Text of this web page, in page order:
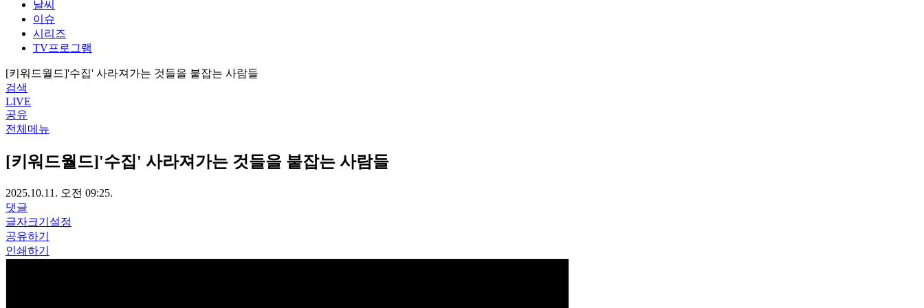
날씨
이슈
시리즈
TV프로그램
[키워드월드]'수집' 사라져가는 것들을 붙잡는 사람들
검색
LIVE
공유
전체메뉴
[키워드월드]'수집' 사라져가는 것들을 붙잡는 사람들
2025.10.11. 오전 09:25.
댓글
글자크기설정
공유하기
인쇄하기